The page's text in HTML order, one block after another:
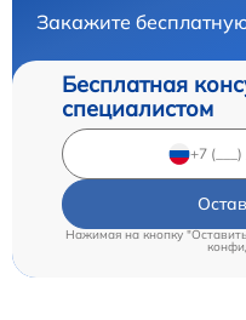
Закажите
Бесплатная
специалистом
Нажимая на кнопку